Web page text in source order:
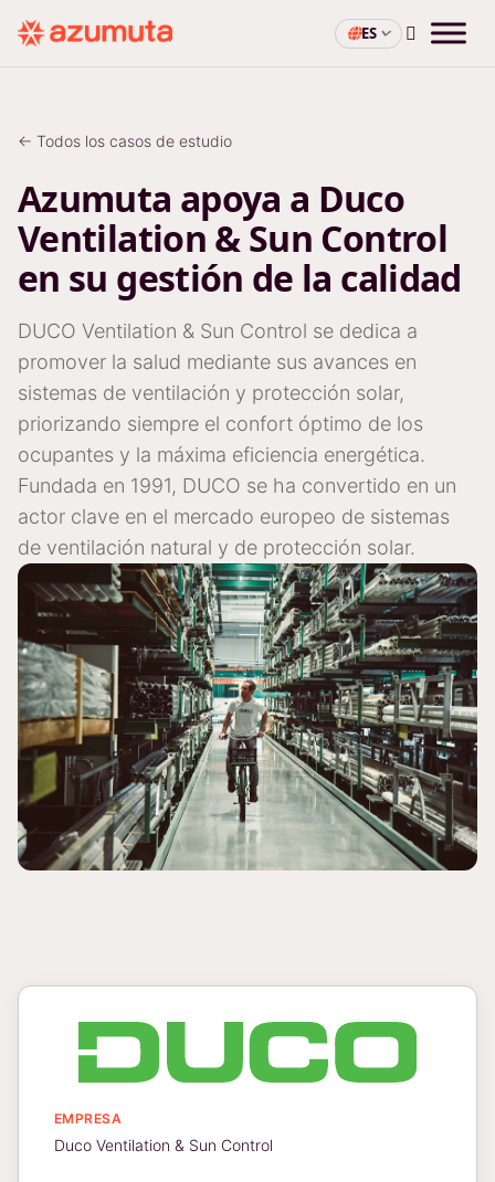
ES
← Todos los casos de estudio
Azumuta apoya a Duco
Ventilation & Sun Control
en su gestión de la calidad
DUCO Ventilation & Sun Control se dedica a
promover la salud mediante sus avances en
sistemas de ventilación y protección solar,
priorizando siempre el confort óptimo de los
ocupantes y la máxima eficiencia energética.
Fundada en 1991, DUCO se ha convertido en un
actor clave en el mercado europeo de sistemas
de ventilación natural y de protección solar.
EMPRESA
Duco Ventilation & Sun Control